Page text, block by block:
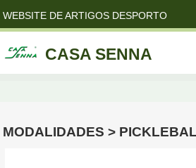
WEBSITE DE ARTIGOS DESPORTO
CASA SENNA
MODALIDADES >